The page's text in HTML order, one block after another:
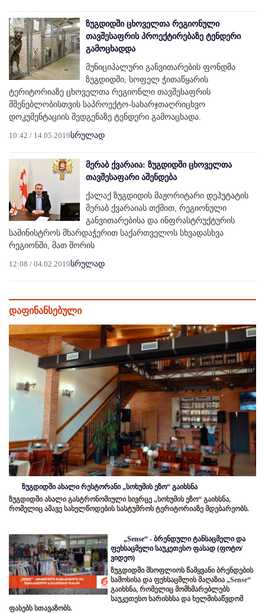
ზუგდიდში ცხოველთა რეგიონული
თავშესაფრის პროექტირებაზე ტენდერი
გამოცხადდა
მუნიციპალური განვითარების ფონდმა
ზუგდიდში, სოფელ ჭითაწყარის
ტერიტორიაზე ცხოველთა რეგიონლი თავშესაფრის
მშენებლობისთვის საპროექტო-სახარჯთაღრიცხვო
დოკუმენტაციის შედგენაზე ტენდერი გამოაცხადა.
10:42 / 14.05.2019სრულად
მერაბ ქვარაია: ზუგდიდში ცხოველთა
თავშესაფარი აშენდება
ქალაქ ზუგდიდის მაჟორიტარი დეპუტატის
მერაბ ქვარაიას თქმით, რეგიონული
განვითარებისა და ინფრასტრუქტურის
სამინისტროს მხარდაჭერით საქართველოს სხვადასხვა
რეგიონში, მათ შორის
12:08 / 04.02.2019სრულად
დაფინანსებული
ზუგდიდში ახალი რესტორანი „სოხუმის ეზო“ გაიხსნა
ზუგდიდში ახალი გასტრონომიული სივრცე „სოხუმის ეზო“ გაიხსნა,
რომელიც ამავე სახელწოდების სასტუმროს ტერიტორიაზე მდებარეობს.
„Sense“ - ბრენდული ტანსაცმელი და
ფეხსაცმელი საუკეთესო ფასად (ფოტო/
ვიდეო)
ზუგდიდში მსოფლიოს წამყვანი ბრენდების
სამოსისა და ფეხსაცმლის მაღაზია „Sense“
გაიხსნა, რომელიც მომხმარებლებს
საუკეთესო ხარისხსა და ხელმისაწვდომ
ფასებს სთავაზობს.